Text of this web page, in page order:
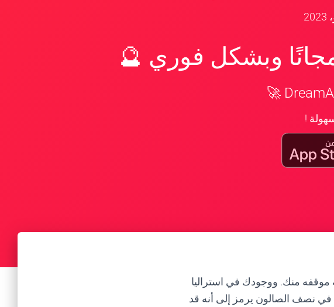
وبشكل فوري 🔮
!
موقفه منك. ووجودك في استراليا
نصف الصالون يرمز إلى أنه قد